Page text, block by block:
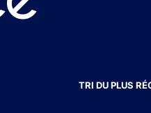
R
TRI DU PLUS